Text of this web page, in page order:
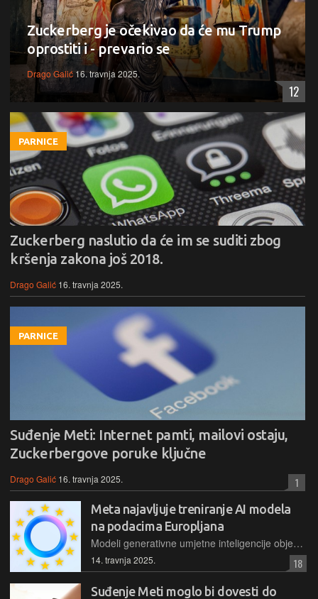
Zuckerberg je očekivao da će mu Trump
oprostiti i - prevario se
Drago Galić 16. travnja 2025.
12
PARNICE
Zuckerberg naslutio da će im se suditi zbog
kršenja zakona još 2018.
Drago Galić 16. travnja 2025.
PARNICE
Suđenje Meti: Internet pamti, mailovi ostaju,
Zuckerbergove poruke ključne
Drago Galić 16. travnja 2025. 1
Meta najavljuje treniranje AI modela
na podacima Europljana
Modeli generativne umjetne inteligencije objedinjeni pod kapom Meta AI uskoro će biti trenirani i na podacima koje odrasli Europljani dijele na Metinim platformama te na ostvarenim interakcijama
14. travnja 2025. 18
Suđenje Meti moglo bi dovesti do